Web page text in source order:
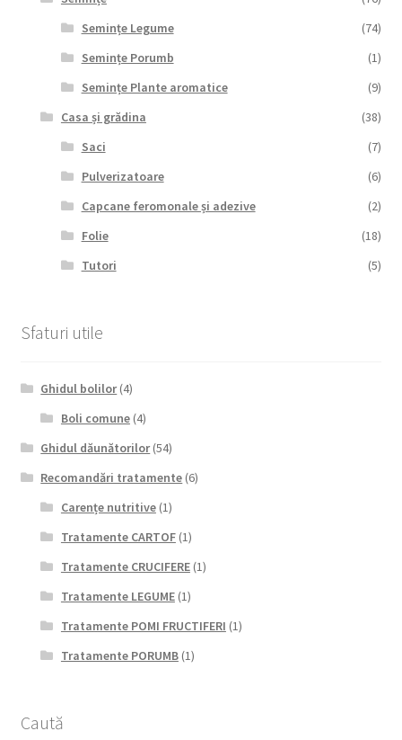
Semințe Legume
(74)
Semințe Porumb
(1)
Semințe Plante aromatice
(9)
Casa și grădina
(38)
Saci
(7)
Pulverizatoare
(6)
Capcane feromonale și adezive
(2)
Folie
(18)
Tutori
(5)
Sfaturi utile
Ghidul bolilor(4)
Boli comune(4)
Ghidul dăunătorilor(54)
Recomandări tratamente (6)
Carențe nutritive(1)
Tratamente CARTOF(1)
Tratamente CRUCIFERE(1)
Tratamente LEGUME(1)
Tratamente POMI FRUCTIFERI (1)
Tratamente PORUMB(1)
Caută